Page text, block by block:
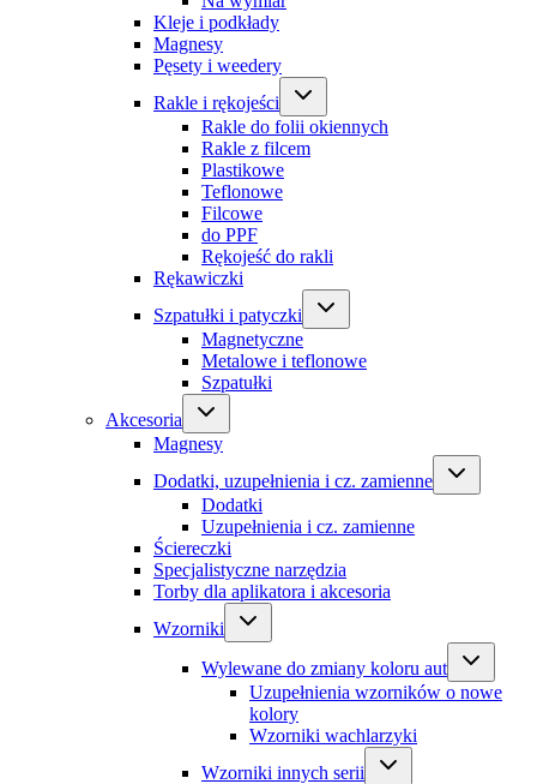
Kleje i podkłady
Magnesy
Pęsety i weedery
Rakle i rękojeści
Rakle do folii okiennych
Rakle z filcem
Plastikowe
Teflonowe
Filcowe
do PPF
Rękojeść do rakli
Rękawiczki
Szpatułki i patyczki
Magnetyczne
Metalowe i teflonowe
Szpatułki
Akcesoria
Magnesy
Dodatki, uzupełnienia i cz. zamienne
Dodatki
Uzupełnienia i cz. zamienne
Ściereczki
Specjalistyczne narzędzia
Torby dla aplikatora i akcesoria
Wzorniki
Wylewane do zmiany koloru aut
Uzupełnienia wzorników o nowe
kolory
Wzorniki wachlarzyki
Wzorniki innych serii